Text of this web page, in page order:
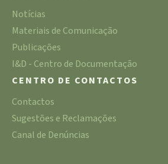
Notícias
Materiais de Comunicação
Publicações
I&D - Centro de Documentação
CENTRO DE CONTACTOS
Contactos
Sugestões e Reclamações
Canal de Denúncias